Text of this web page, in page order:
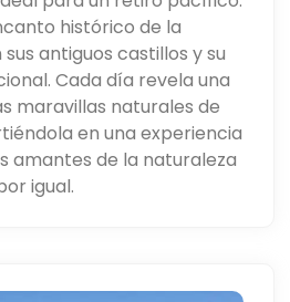
histórico de la
antiguos castillos y su
Cada día revela una
maravillas naturales de
en una experiencia
amantes de la naturaleza
igual.